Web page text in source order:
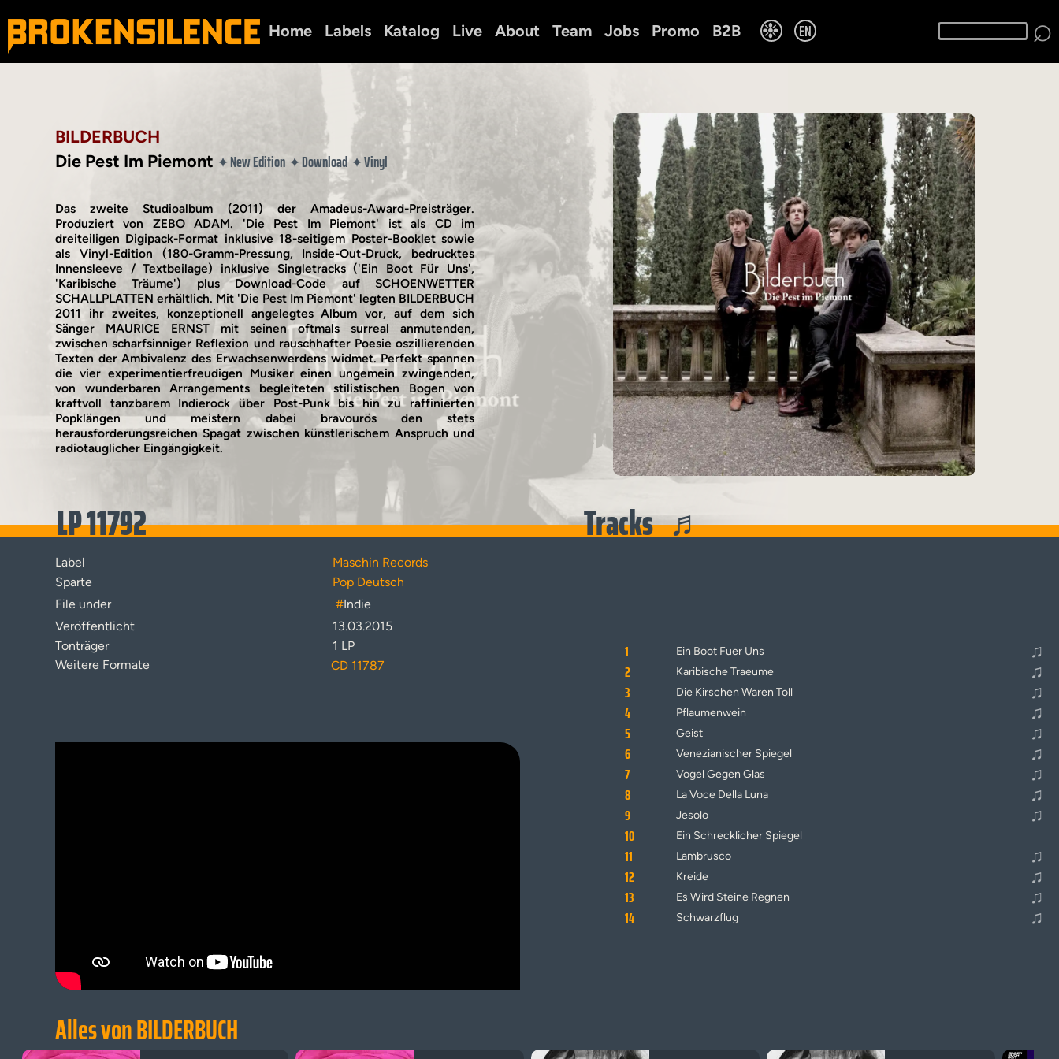
Vinyl
Home Labels Katalog Live About Team Jobs Promo B2B ❉ EN ⌕
BILDERBUCH
Die Pest Im Piemont ✦New Edition ✦Download ✦Vinyl
Das zweite Studioalbum (2011) der Amadeus-Award-Preisträger.
Produziert von ZEBO ADAM. 'Die Pest Im Piemont' ist als CD im
dreiteiligen Digipack-Format inklusive 18-seitigem Poster-Booklet sowie
als Vinyl-Edition (180-Gramm-Pressung, Inside-Out-Druck, bedrucktes
Innensleeve / Textbeilage) inklusive Singletracks ('Ein Boot Für Uns',
'Karibische Träume') plus Download-Code auf SCHOENWETTER
SCHALLPLATTEN erhältlich. Mit 'Die Pest Im Piemont' legten BILDERBUCH
2011 ihr zweites, konzeptionell angelegtes Album vor, auf dem sich
Sänger MAURICE ERNST mit seinen oftmals surreal anmutenden,
zwischen scharfsinniger Reflexion und rauschhafter Poesie oszillierenden
Texten der Ambivalenz des Erwachsenwerdens widmet. Perfekt spannen
die vier experimentierfreudigen Musiker einen ungemein zwingenden,
von wunderbaren Arrangements begleiteten stilistischen Bogen von
kraftvoll tanzbarem Indierock über Post-Punk bis hin zu raffinierten
Popklängen und meistern dabei bravourös den stets
herausforderungsreichen Spagat zwischen künstlerischem Anspruch und
radiotauglicher Eingängigkeit.
LP 11792 Tracks ♬Alle Tracks abspielen
Label
Maschin Records
Sparte
Pop Deutsch
File under
#Indie
Veröffentlicht
13.03.2015
Tonträger
1 LP
Weitere Formate
CD 11787
1 Ein Boot Fuer Uns
♫
2
Karibische Traeume
♫
3
Die Kirschen Waren Toll
♫
4
Pflaumenwein
♫
5
Geist
♫
6
Venezianischer Spiegel
♫
7
Vogel Gegen Glas
♫
8
La Voce Della Luna
♫
9
Jesolo
♫
10
Ein Schrecklicher Spiegel
11 Lambrusco
♫
12
Kreide
♫
13
Es Wird Steine Regnen
♫
14
Schwarzflug ♫
Alles von BILDERBUCH